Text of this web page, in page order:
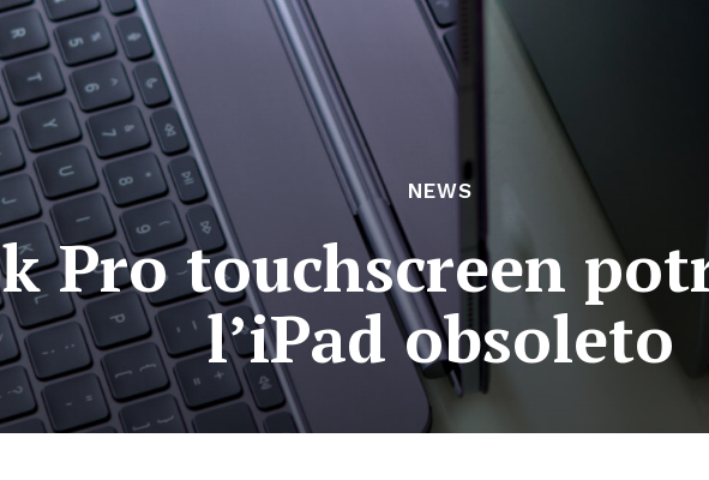
NEWS
Pro touchscreen
l’iPad obsoleto